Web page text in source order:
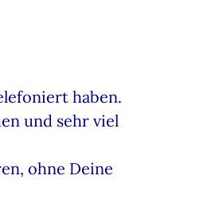
haben.
und sehr viel
ohne Deine